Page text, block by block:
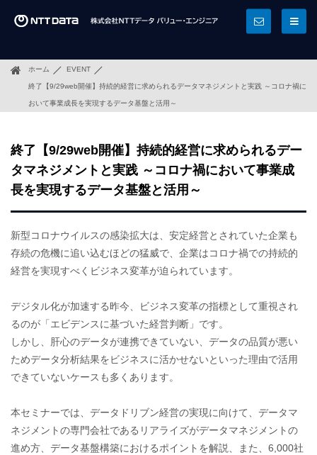
ホーム EVENT
終了【9/29web開催】持続的経営に求められるデータマネジメントと実践 ～コロナ禍に
おいて事業成長を実現するデータ基盤と活用～
終了【9/29web開催】持続的経営に求められるデー
タマネジメントと実践 ～コロナ禍において事業成
長を実現するデータ基盤と活用～
新型コロナウイルスの感染拡大は、安定経営とされていた企業も
存続の危機に追い込むほどの猛威で、企業はコロナ禍での持続的
経営を実現すべくビジネス変革が迫られています。
デジタル化が加速する昨今、ビジネス変革の指標として重視され
るのが「エビデンスに基づいた経営判断」です。
しかし、肝心のデータが連携できていない、データの品質が悪い
ためデータ分析結果をビジネスに活かせないといった理由で活用
できていないケースも多くあります。
本セミナーでは、データドリブン経営の実現に向けて、データマ
ネジメントの専門会社であるリアライズがデータマネジメントの
進め方、データ基盤構築におけるポイントを解説、また、6,000社